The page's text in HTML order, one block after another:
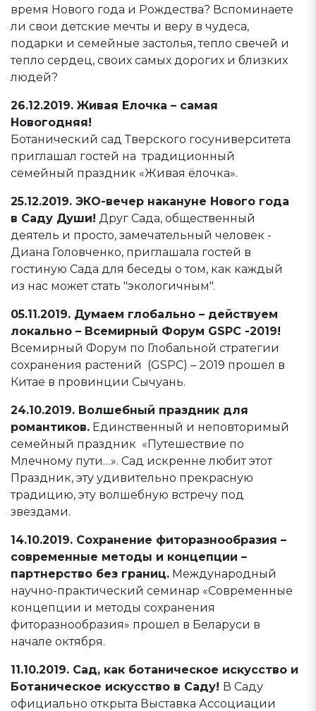
время Нового года и Рождества? Вспоминаете
ли свои детские мечты и веру в чудеса,
подарки и семейные застолья, тепло свечей и
тепло сердец, своих самых дорогих и близких
людей?
26.12.2019. Живая Елочка – самая
Новогодняя!
Ботанический сад Тверского госуниверситета
приглашал гостей на традиционный
семейный праздник «Живая ёлочка».
25.12.2019. ЭКО-вечер накануне Нового года
в Саду Души! Друг Сада, общественный
деятель и просто, замечательный человек -
Диана Головченко, приглашала гостей в
гостиную Сада для беседы о том, как каждый
из нас может стать "экологичным".
05.11.2019. Думаем глобально – действуем
локально – Всемирный Форум GSPC -2019!
Всемирный Форум по Глобальной стратегии
сохранения растений (GSPC) – 2019 прошел в
Китае в провинции Сычуань.
24.10.2019. Волшебный праздник для
романтиков. Единственный и неповторимый
семейный праздник «Путешествие по
Млечному пути…». Сад искренне любит этот
Праздник, эту удивительно прекрасную
традицию, эту волшебную встречу под
звездами.
14.10.2019. Сохранение фиторазнообразия –
современные методы и концепции –
партнерство без границ. Международный
научно-практический семинар «Современные
концепции и методы сохранения
фиторазнообразия» прошел в Беларуси в
начале октября.
11.10.2019. Сад, как ботаническое искусство и
Ботаническое искусство в Саду! В Саду
официально открыта Выставка Ассоциации